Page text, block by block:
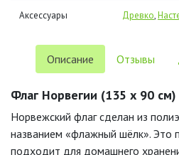
Аксессуары Древко,
Описание Отзывы
Флаг Норвегии (135 х 90 см)
Норвежский флаг сделан из
названием «флажный шёлк». Это
подходит для домашнего